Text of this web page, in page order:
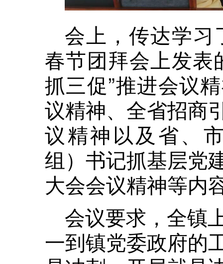
会上，传达学
春节团拜会上发表
抓三促”推进会议
议精神、全省招商
议精神以及省、
组）书记抓基层党
大会会议精神等内
会议要求，全镇
一到镇党委政府的